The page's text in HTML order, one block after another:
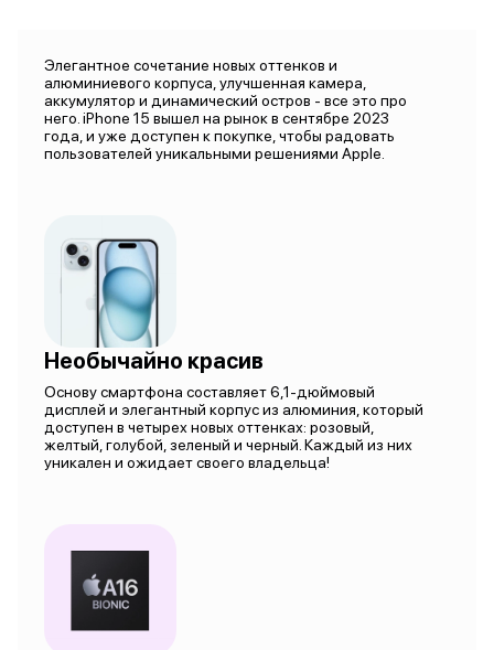
Элегантное сочетание новых оттенков и
алюминиевого корпуса, улучшенная камера,
аккумулятор и динамический остров - все это про
него. iPhone 15 вышел на рынок в сентябре 2023
года, и уже доступен к покупке, чтобы радовать
пользователей уникальными решениями Apple.
Необычайно красив
Основу смартфона составляет 6,1-дюймовый
дисплей и элегантный корпус из алюминия, который
доступен в четырех новых оттенках: розовый,
желтый, голубой, зеленый и черный. Каждый из них
уникален и ожидает своего владельца!